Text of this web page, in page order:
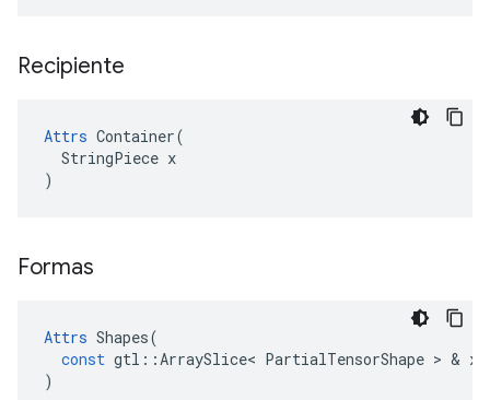
Recipiente
Attrs Container(
  StringPiece x
)
Formas
Attrs Shapes(
const gtl ::ArraySlice< PartialTensorShape > & x
)